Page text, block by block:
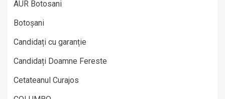
AUR Botosani
Botoșani
Candidați cu garanție
Candidați Doamne Fereste
Cetateanul Curajos